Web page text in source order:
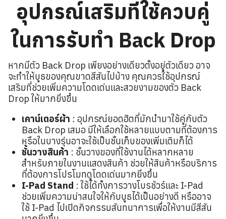
ค้นหา
อุปกรณ์เสริมที่ใช้ควบคู่
ในการรับทำ Back Drop
หากมีตัว Back Drop เพียงอย่างเดียวตั้งอยู่ตัวเดียว อาจ
จะทำให้บูธของคุณขาดสีสันไปบ้าง คุณควรใช้อุปกรณ์
เสริมที่ช่วยเพิ่มความโดดเด่นและสวยงามของตัว Back
Drop ให้มากยิ่งขึ้น
เคาน์เตอร์ผ้า : อุปกรณ์ยอดฮิตที่มักนำมาใช้คู่กับตัว
Back Drop เสมอ มีให้เลือกใช้หลายแบบตามที่ต้องการ
หรือในบางรุ่นอาจะใช้เป็นชั้นเก็บของเพิ่มเติมก็ได้
ชั้นวางสินค้า : ชั้นวางของที่ใช้งานได้หลากหลาย
สำหรับภายในงานแสดงสินค้า ช่วยให้สินค้าหรือบริการ
ที่ต้องการโปรโมทดูโดดเด่นมากยิ่งขึ้น
I-Pad Stand : ใช้ได้ทั้งการวางโบรชัวร์และ I-Pad
ช่วยเพิ่มความน่าสนใจให้กับบูธได้เป็นอย่างดี หรืออาจ
ใช้ I-Pad ไปเปิดกิจกรรมสันทนาการเพื่อให้งานมีสีสัน